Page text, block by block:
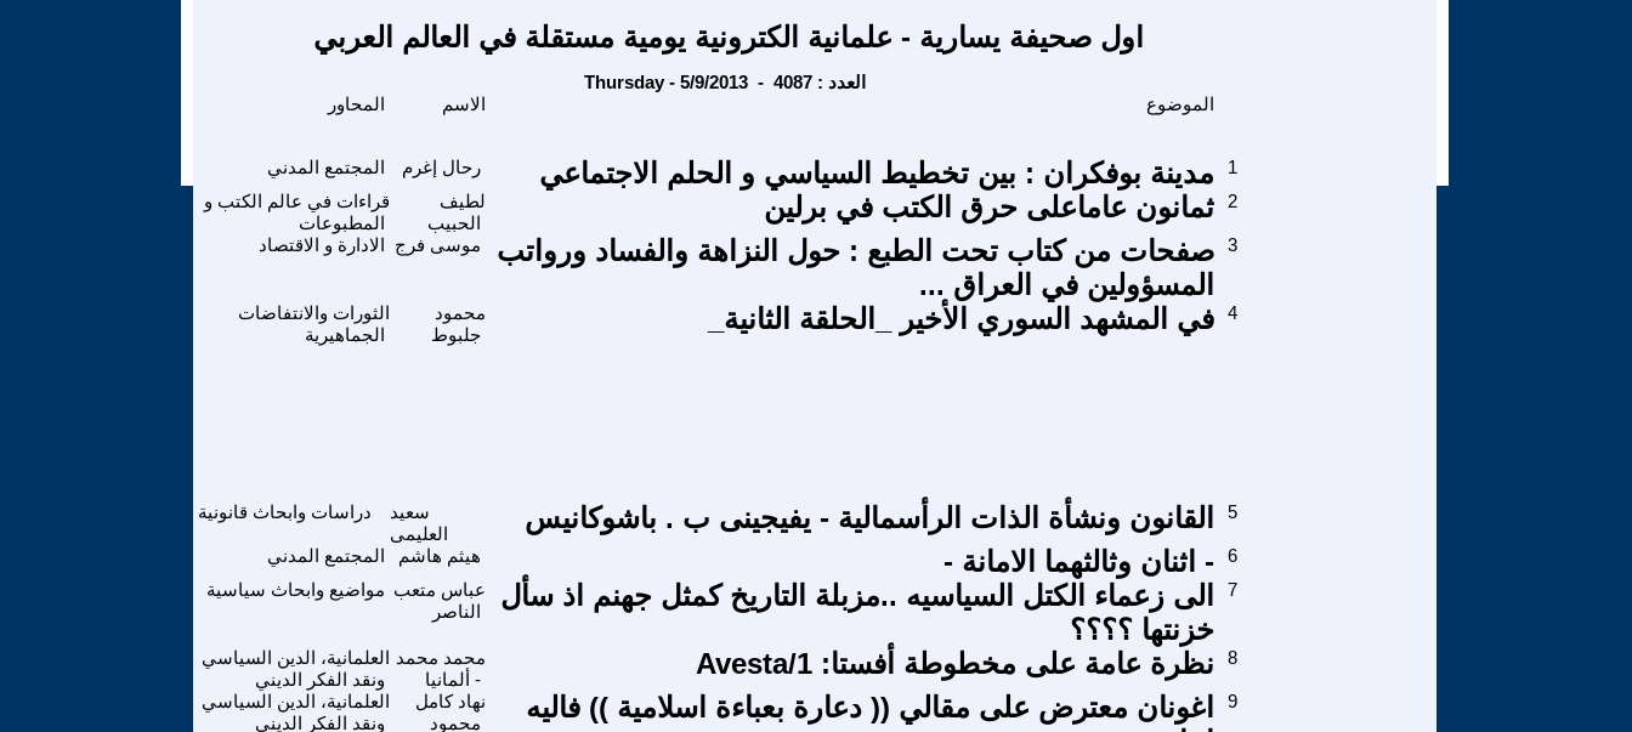
اول صحيفة يسارية - علمانية الكترونية يومية مستقلة في العالم العربي
Thursday - 5/9/2013 - العدد : 4087
الاسم الموضوع
المجتمع المدني رحال إغرم مدينة بوفكران : بين تخطيط السياسي و الحلم الاجتماعي
1
قراءات في عالم الكتب و
المطبوعات
لطيف
الحبيب
ثمانون عاماعلى حرق الكتب في برلين 2
الادارة و الاقتصاد موسى فرج
صفحات من كتاب تحت الطبع : حول النزاهة والفساد ورواتب
المسؤولين في العراق ...
3
الثورات والانتفاضات
الجماهيرية
محمود
جلبوط
في المشهد السوري الأخير _الحلقة الثانية_ 4
دراسات وابحاث قانونية
سعيد
العليمى
القانون ونشأة الذات الرأسمالية - يفيجينى ب . باشوكانيس 5
المجتمع المدني هيثم هاشم - اثنان وثالثهما الامانة -
6
مواضيع وابحاث سياسية عباس متعب
الناصر
الى زعماء الكتل السياسيه ..مزبلة التاريخ كمثل جهنم اذ سأل
خزنتها ؟؟؟؟
7
العلمانية، الدين السياسي
ونقد الفكر الديني
محمد محمد
- ألمانيا
نظرة عامة على مخطوطة أفستا: Avesta/1 8
العلمانية، الدين السياسي
ونقد الفكر الديني
نهاد كامل
محمود
اغونان معترض على مقالي (( دعارة بعباءة اسلامية )) فاليه
9